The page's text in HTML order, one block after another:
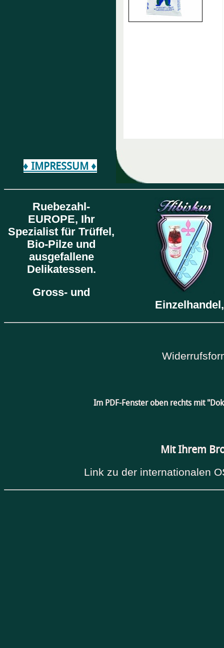
♦ IMPRESSUM ♦
Ruebezahl-
EUROPE, Ihr
Spezialist für Trüffel,
Bio-Pilze und
ausgefallene
Delikatessen.
Gross- und
Im PDF-Fenster oben rechts mit
Mit Ihrem
Link zu der internationalen